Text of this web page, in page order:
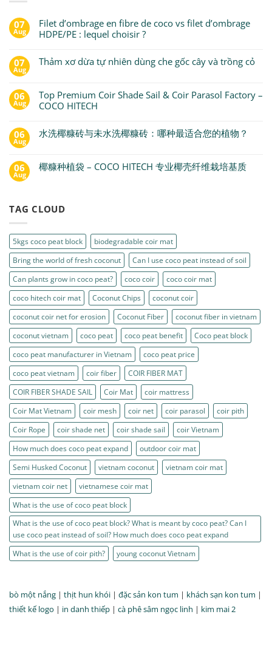
07
Aug
Filet d’ombrage en fibre de coco vs filet d’ombrage
HDPE/PE : lequel choisir ?
07
Aug
Thảm xơ dừa tự nhiên dùng che gốc cây và trồng cỏ
06
Aug
Top Premium Coir Shade Sail & Coir Parasol Factory –
COCO HITECH
06
Aug
水洗椰糠砖与未水洗椰糠砖：哪种最适合您的植物？
06
Aug
椰糠种植袋 – COCO HITECH 专业椰壳纤维栽培基质
TAG CLOUD
5kgs coco peat block
biodegradable coir mat
Bring the world of fresh coconut
Can I use coco peat instead of soil
Can plants grow in coco peat?
coco coir
coco coir mat
coco hitech coir mat
Coconut Chips
coconut coir
coconut coir net for erosion
Coconut Fiber
coconut fiber in vietnam
coconut vietnam
coco peat coco peat benefit
Coco peat block
coco peat manufacturer in Vietnam
coco peat price
coco peat vietnam
coir fiber
COIR FIBER MAT
COIR FIBER SHADE SAIL
Coir Mat
coir mattress
Coir Mat Vietnam
coir mesh coir net coir parasol
coir pith
Coir Rope
coir shade net coir shade sail
coir Vietnam
How much does coco peat expand
outdoor coir mat
Semi Husked Coconut
vietnam coconut
vietnam coir mat
vietnam coir net
vietnamese coir mat
What is the use of coco peat block
What is the use of coco peat block? What is meant by coco peat? Can I
use coco peat instead of soil? How much does coco peat expand
What is the use of coir pith?
young coconut Vietnam
bò một nắng | thịt hun khói | đặc sản kon tum | khách sạn kon tum |
thiết kế logo | in danh thiếp | cà phê sâm ngọc linh | kim mai 2